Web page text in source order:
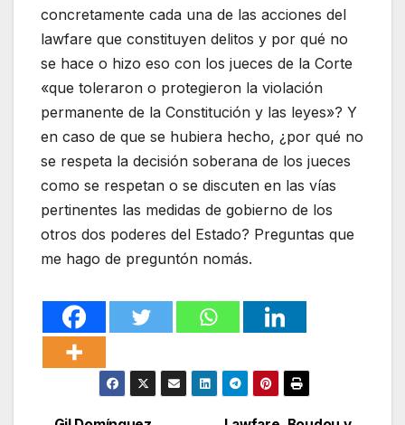
concretamente cada una de las acciones del
lawfare que constituyen delitos y por qué no
se hace o hizo eso con los jueces de la Corte
«que toleraron o protegieron la violación
permanente de la Constitución y las leyes»? Y
en caso de que se hubiera hecho, ¿por qué no
se respeta la decisión soberana de los jueces
como se respetan o se discuten en las vías
pertinentes las medidas de gobierno de los
otros dos poderes del Estado? Preguntas que
me hago de preguntón nomás.